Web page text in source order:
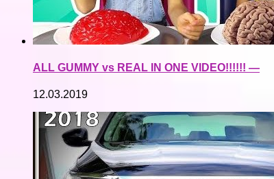
ALL GUMMY vs REAL IN ONE VIDEO!!!!!! —
12.03.2019